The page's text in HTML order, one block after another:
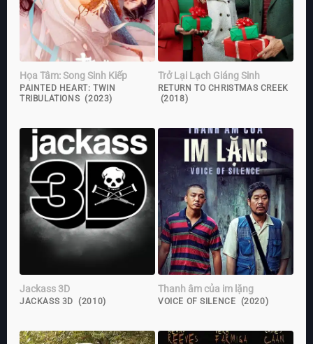
Họa Tâm: Song Sinh Kiếp
PAINTED HEART: TWIN
TRIBULATIONS (2023)
Trở Lại Lạch Giáng Sinh
RETURN TO CHRISTMAS CREEK
(2018)
Jackass 3D
JACKASS 3D (2010)
Thanh âm của im lặng
VOICE OF SILENCE (2020)